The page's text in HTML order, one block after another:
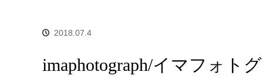
2018.07.4
imaphotograph/イマフォト